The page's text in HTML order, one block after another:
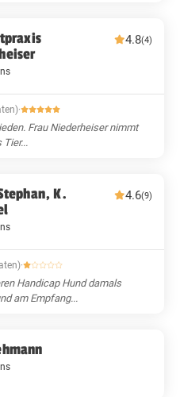
4.8(4)
·
Frau Niederheiser nimmt
K.
4.6(9)
·
Handicap Hund damals
am Empfang...